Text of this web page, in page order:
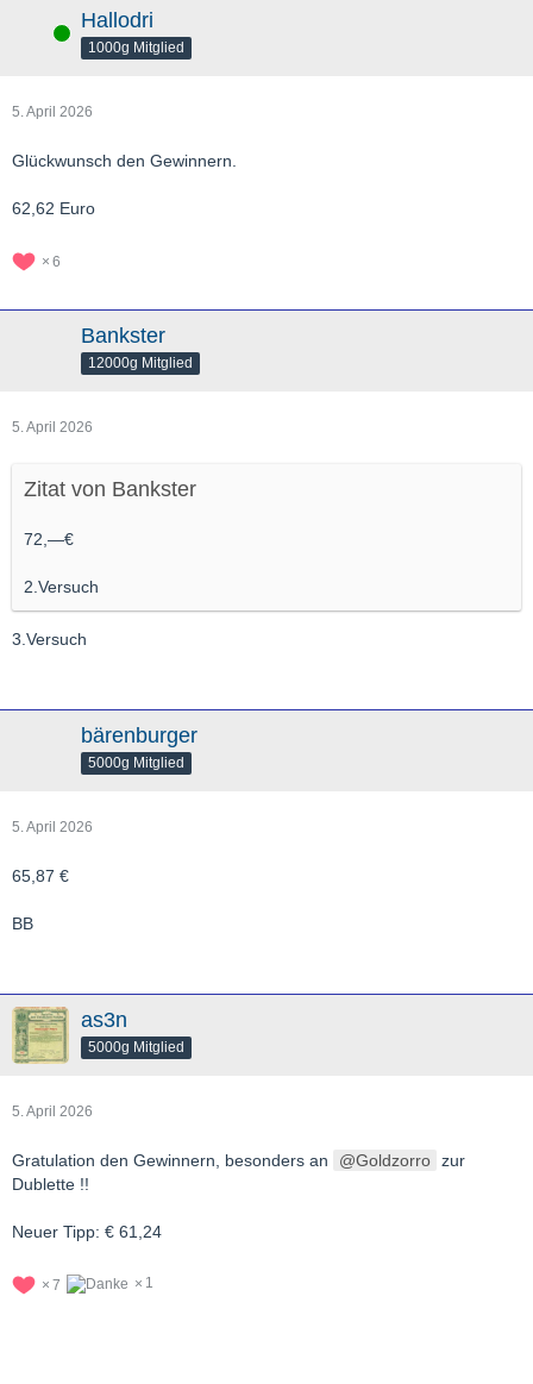
Online Hallodri
1000g Mitglied
5. April 2026
Glückwunsch den Gewinnern.
62,62 Euro
6
Bankster
12000g Mitglied
5. April 2026
Zitat von Bankster
72,—€
2.Versuch
3.Versuch
bärenburger
5000g Mitglied
5. April 2026
65,87 €
BB
as3n
5000g Mitglied
5. April 2026
Gratulation den Gewinnern, besonders an Goldzorro zur
Dublette !!
Neuer Tipp: € 61,24
7 1